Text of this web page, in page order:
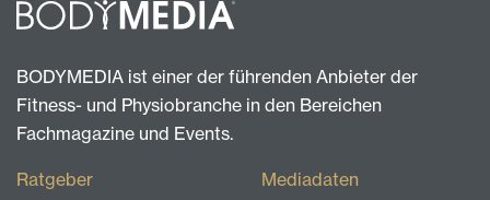
BODYMEDIA ist einer der führenden Anbieter der
Fitness- und Physiobranche in den Bereichen
Fachmagazine und Events.
Ratgeber
Mediadaten